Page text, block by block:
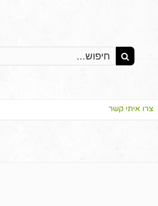
Search
for:
צרו איתי קשר